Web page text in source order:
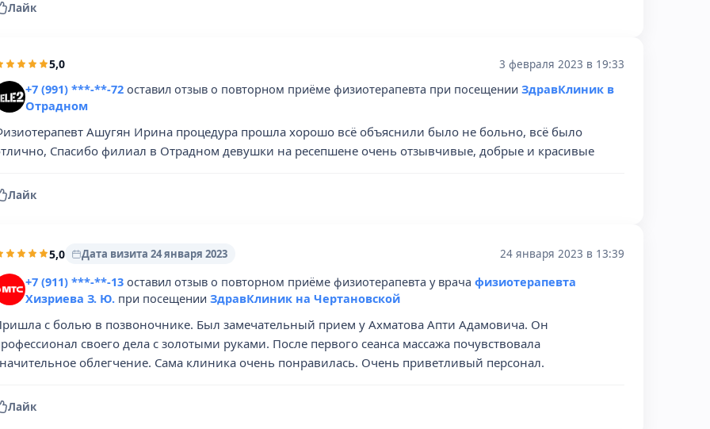
Лайк
5,0 3 февраля 2023 в 19:33
+7 (991) ***-**-72 оставил отзыв о повторном приёме физиотерапевта при посещении ЗдравКлиник в
Отрадном
Ашугян Ирина процедура прошла хорошо всё объяснили было не больно, всё было
Спасибо филиал в Отрадном девушки на ресепшене очень отзывчивые, добрые и красивые
Лайк
5,0 Дата визита 24 января 2023 24 января 2023 в 13:39
+7 (911) ***-**-13 оставил отзыв о повторном приёме физиотерапевта у врача физиотерапевта
Хизриева З. Ю. при посещении ЗдравКлиник на Чертановской
с болью в позвоночнике. Был замечательный прием у Ахматова Апти Адамовича. Он
своего дела с золотыми руками. После первого сеанса массажа почувствовала
облегчение. Сама клиника очень понравилась. Очень приветливый персонал.
Лайк